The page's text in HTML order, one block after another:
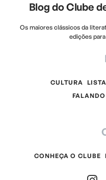
Blog do Clube
Os maiores clássicos da
edições
CULTURA
CONHEÇA O CLUBE